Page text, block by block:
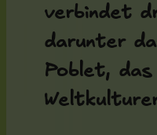
verbindet
darunter
Poblet, das